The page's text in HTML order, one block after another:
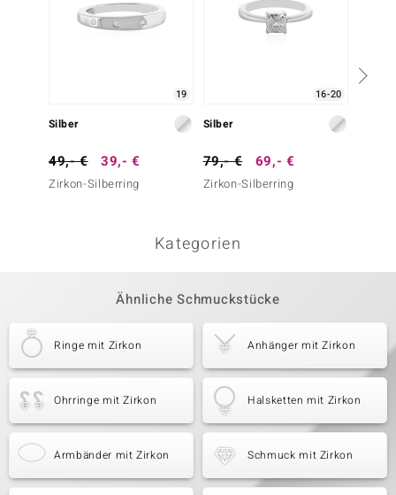
19
Silber
49,- € 39,- €
Zirkon-Silberring
16-20
Silber
79,- € 69,- €
Zirkon-Silberring
Kategorien
Ähnliche Schmuckstücke
Ringe mit Zirkon Anhänger mit Zirkon
Ohrringe mit Zirkon Halsketten mit Zirkon
Armbänder mit Zirkon Schmuck mit Zirkon